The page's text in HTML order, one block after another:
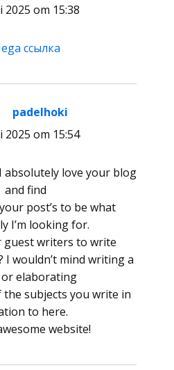
2025 om 15:38
ссылка
padelhoki
2025 om 15:54
absolutely love your blog
and find
post’s to be what
I’m looking for.
guest writers to write
I wouldn’t mind writing a
elaborating
subjects you write in
to here.
website!